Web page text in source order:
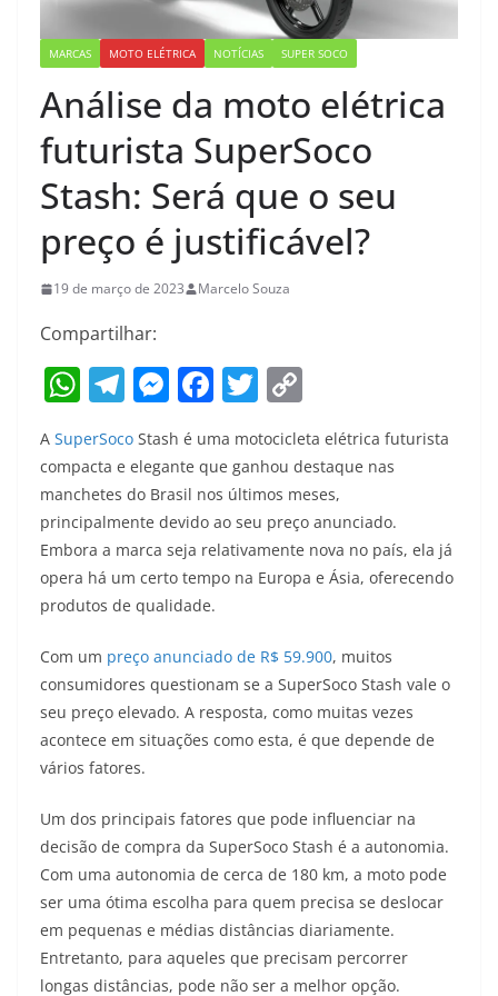
MARCAS MOTO ELÉTRICA NOTÍCIAS SUPER SOCO
Análise da moto elétrica
futurista SuperSoco
Stash: Será que o seu
preço é justificável?
19 de março de 2023 Marcelo Souza
Compartilhar:
W
at
s
A
p
p
T
e
gr
a
m
M
e
ss
e
n
g
er
F
c
e
b
o
o
T
w
itt
er
p
y
Li
n
k
A SuperSoco Stash é uma motocicleta elétrica futurista
compacta e elegante que ganhou destaque nas
manchetes do Brasil nos últimos meses,
principalmente devido ao seu preço anunciado.
Embora a marca seja relativamente nova no país, ela já
opera há um certo tempo na Europa e Ásia, oferecendo
produtos de qualidade.
Com um preço anunciado de R$ 59.900, muitos
consumidores questionam se a SuperSoco Stash vale o
seu preço elevado. A resposta, como muitas vezes
acontece em situações como esta, é que depende de
vários fatores.
Um dos principais fatores que pode influenciar na
decisão de compra da SuperSoco Stash é a autonomia.
Com uma autonomia de cerca de 180 km, a moto pode
ser uma ótima escolha para quem precisa se deslocar
em pequenas e médias distâncias diariamente.
Entretanto, para aqueles que precisam percorrer
longas distâncias, pode não ser a melhor opção.